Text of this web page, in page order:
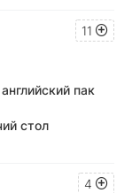
11
пак
стол
4